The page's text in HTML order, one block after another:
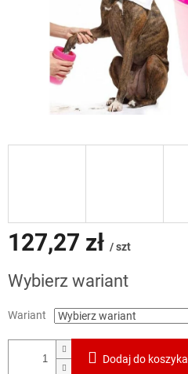
127,27 zł / szt
jednostkowa:
Wybierz wariant
Wariant
Dodaj do koszyka